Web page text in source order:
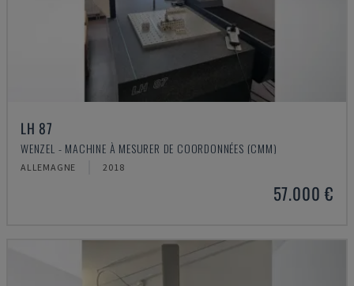
LH 87
WENZEL - MACHINE À MESURER DE COORDONNÉES (CMM)
ALLEMAGNE 2018
57.000 €